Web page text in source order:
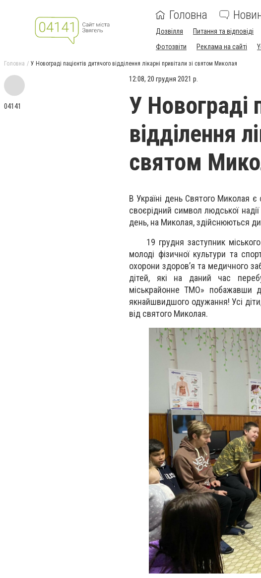
Головна
Дозвілля Питання та відповіді
Фотозвіти
Реклама на сайті
Головна У Новограді пацієнтів дитячого відділення лікарні привітали зі святом Миколая
04141
12:08, 20 грудня 2021 р.
У Новограді
відділення
святом
В Україні день Святого Миколая
своєрідний символ людської
день, на Миколая, здійснюються
19 грудня заступник міського
молоді фізичної культури та
охорони здоров’я та медичного
дітей, які на даний час
міськрайонне ТМО» побажавши
якнайшвидшого одужання! Усі
від святого Миколая.